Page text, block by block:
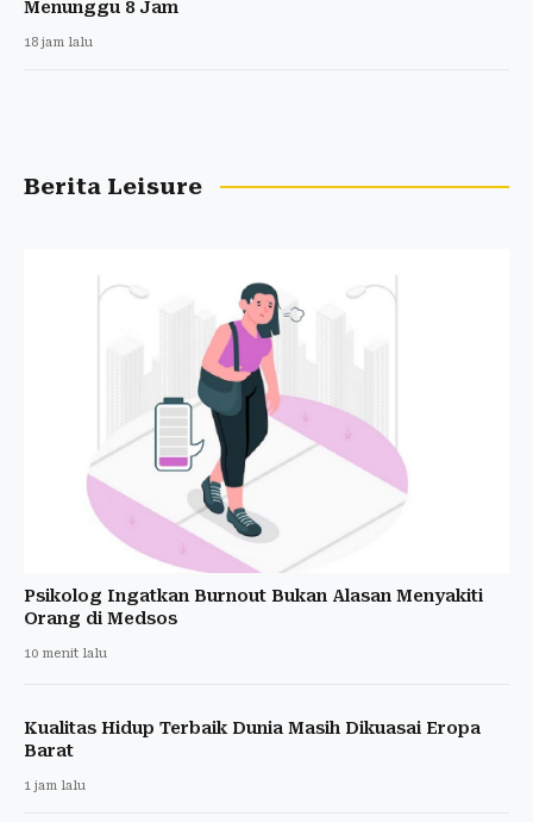
Menunggu 8 Jam
18 jam lalu
Berita Leisure
Psikolog Ingatkan Burnout Bukan Alasan Menyakiti
Orang di Medsos
10 menit lalu
Kualitas Hidup Terbaik Dunia Masih Dikuasai Eropa
Barat
1 jam lalu